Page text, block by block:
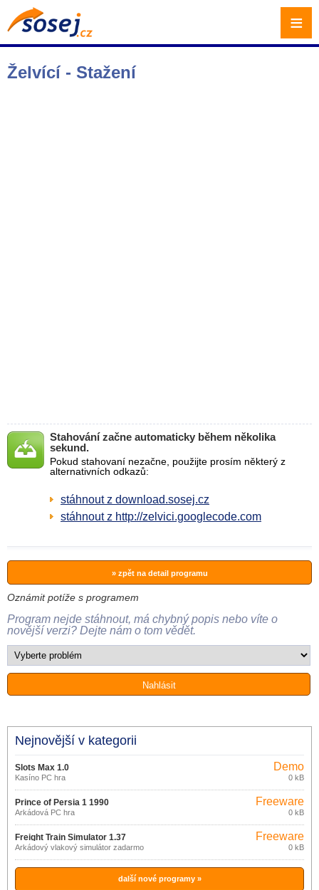
Želvící - Stažení
Stahování začne automaticky během několika
sekund.
Pokud stahovaní nezačne, použijte prosím některý z
alternativních odkazů:
stáhnout z download.sosej.cz
stáhnout z http://zelvici.googlecode.com
» zpět na detail programu
Oznámit potíže s programem
Program nejde stáhnout, má chybný popis nebo víte o
novější verzi? Dejte nám o tom vědět.
Nejnovější v kategorii
Slots Max 1.0
Kasíno PC hra
Demo
0 kB
Prince of Persia 1 1990
Arkádová PC hra
Freeware
0 kB
Freight Train Simulator 1.37
Arkádový vlakový simulátor zadarmo
Freeware
0 kB
další nové programy »
≡